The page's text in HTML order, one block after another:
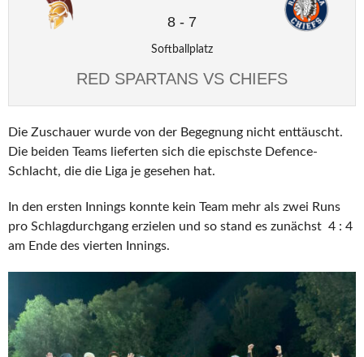
8 - 7
Softballplatz
RED SPARTANS VS CHIEFS
Die Zuschauer wurde von der Begegnung nicht enttäuscht.
Die beiden Teams lieferten sich die epischste Defence-
Schlacht, die die Liga je gesehen hat.
In den ersten Innings konnte kein Team mehr als zwei Runs
pro Schlagdurchgang erzielen und so stand es zunächst 4 : 4
am Ende des vierten Innings.